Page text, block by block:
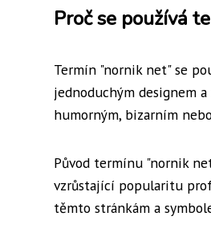
Proč se používá
Termín "nornik net" se
jednoduchým designem
humorným, bizarním
Původ termínu "nornik
vzrůstající popularitu
těmto stránkám a